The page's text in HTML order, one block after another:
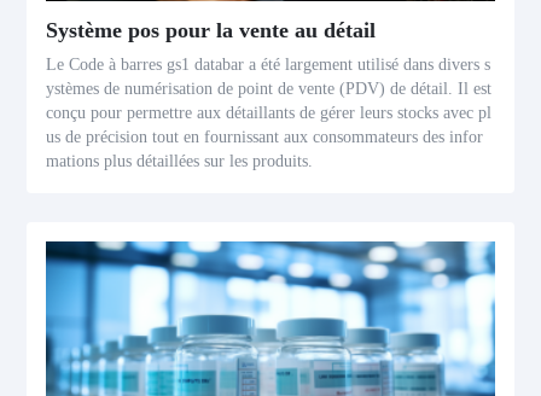
Système pos pour la vente au détail
Le Code à barres gs1 databar a été largement utilisé dans divers s
ystèmes de numérisation de point de vente (PDV) de détail. Il est
conçu pour permettre aux détaillants de gérer leurs stocks avec pl
us de précision tout en fournissant aux consommateurs des infor
mations plus détaillées sur les produits.